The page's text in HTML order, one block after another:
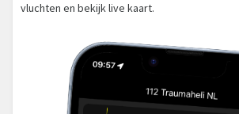
vluchten en bekijk live kaart.